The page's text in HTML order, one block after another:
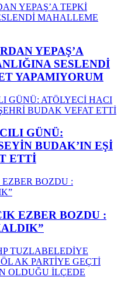
YEPAŞ’A
SESLENDİ
YAPAMIYORUM
GÜNÜ:
BUDAK’IN EŞİ
ETTİ
EZBER BOZDU :